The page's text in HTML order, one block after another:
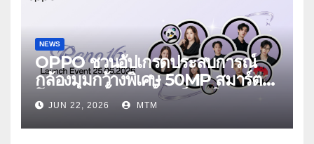
NEWS
OPPO ชวนอัปเกรดประสบการณ์
กล้องมุมกว้างพิเศษ 50MP สมาร์ต
โฟนเพื่อนซี้ เทรนดี้ทุกช็อต ใน
งาน OPPO Reno16 Series 5G
Launch Event 25 มิถุนายนนี้
JUN 22, 2026 MTM